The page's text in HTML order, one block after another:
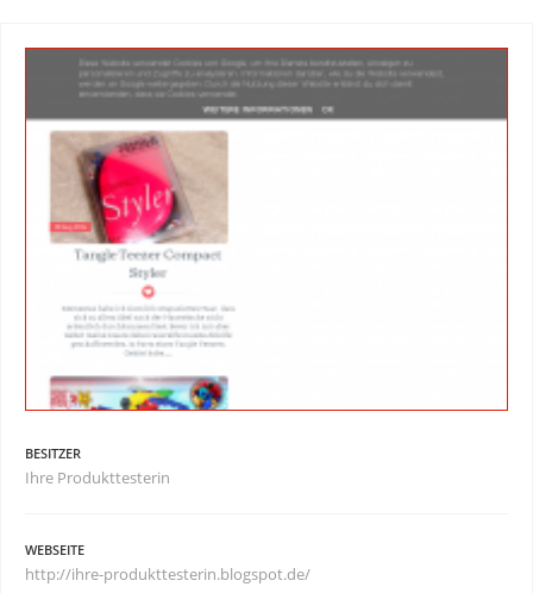
BESITZER
Ihre Produkttesterin
WEBSEITE
http://ihre-produkttesterin.blogspot.de/